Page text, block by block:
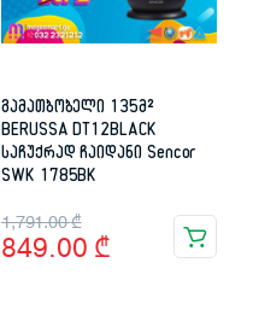
გამათბობელი 135მ²
BERUSSA DT12BLACK
საჩუქრად ჩაიდანი Sencor
SWK 1785BK
1,791.00₾
Original
price
849.00 ₾
Current
price